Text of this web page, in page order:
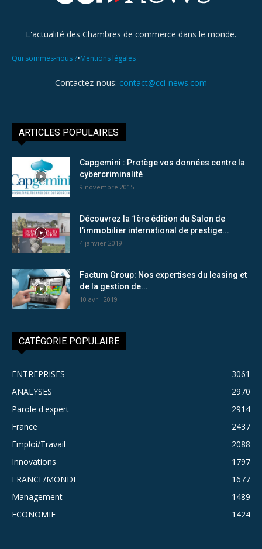
L'actualité des Chambres de commerce dans le monde.
Qui sommes-nous ?•Mentions légales
Contactez-nous: contact@cci-news.com
ARTICLES POPULAIRES
Capgemini : Protège vos données contre la
cybercriminalité
9 novembre 2015
Découvrez la 1ère édition du Salon de
l’immobilier international de prestige...
4 janvier 2019
Factum Group: Nos expertises du leasing et
de la gestion de...
10 avril 2019
CATÉGORIE POPULAIRE
ENTREPRISES
3061
ANALYSES
2970
Parole d'expert
2914
France
2437
Emploi/Travail
2088
Innovations
1797
FRANCE/MONDE
1677
Management
1489
ECONOMIE
1424